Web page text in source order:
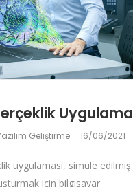
Uygulama
Geliştirme 16/06/2021
uygulaması, simüle edilmiş
için bilgisayar